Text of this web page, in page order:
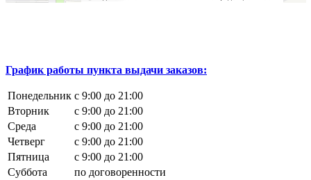
График работы пункта выдачи заказов:
Понедельник с 9:00 до 21:00
Вторник
с 9:00 до 21:00
Среда
с 9:00 до 21:00
Четверг
с 9:00 до 21:00
Пятница
с 9:00 до 21:00
Суббота
по договоренности